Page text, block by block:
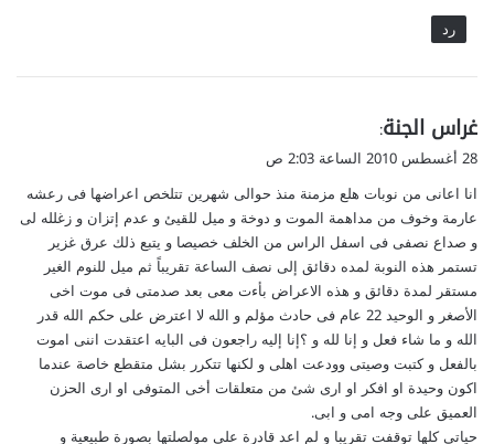
رد
ي
ق
ل
غراس الجنة:
28 أغسطس 2010 الساعة 2:03 ص
انا اعانى من نوبات هلع مزمنة منذ حوالى شهرين تتلخص اعراضها فى رعشه
عارمة وخوف من مداهمة الموت و دوخة و ميل للقيئ و عدم إتزان و زغلله لى
و صداع نصفى فى اسفل الراس من الخلف خصيصا و يتبع ذلك عرق غزير
تستمر هذه النوبة لمده دقائق إلى نصف الساعة تقريباً ثم ميل للنوم الغير
مستقر لمدة دقائق و هذه الاعراض بأءت معى بعد صدمتى فى موت اخى
الأصغر و الوحيد 22 عام فى حادث مؤلم و الله لا اعترض على حكم الله قدر
الله و ما شاء فعل و إنا لله و ؟إنا إليه راجعون فى البايه اعتقدت اننى اموت
بالفعل و كتبت وصيتى وودعت اهلى و لكنها تتكرر بشل متقطع خاصة عندما
اكون وحيدة او افكر او ارى شئ من متعلقات أخى المتوفى او ارى الحزن
العميق على وجه امى و ابى.
حياتى كلها توقفت تقريبا و لم اعد قادرة على مولصلتها بصورة طبيعية و